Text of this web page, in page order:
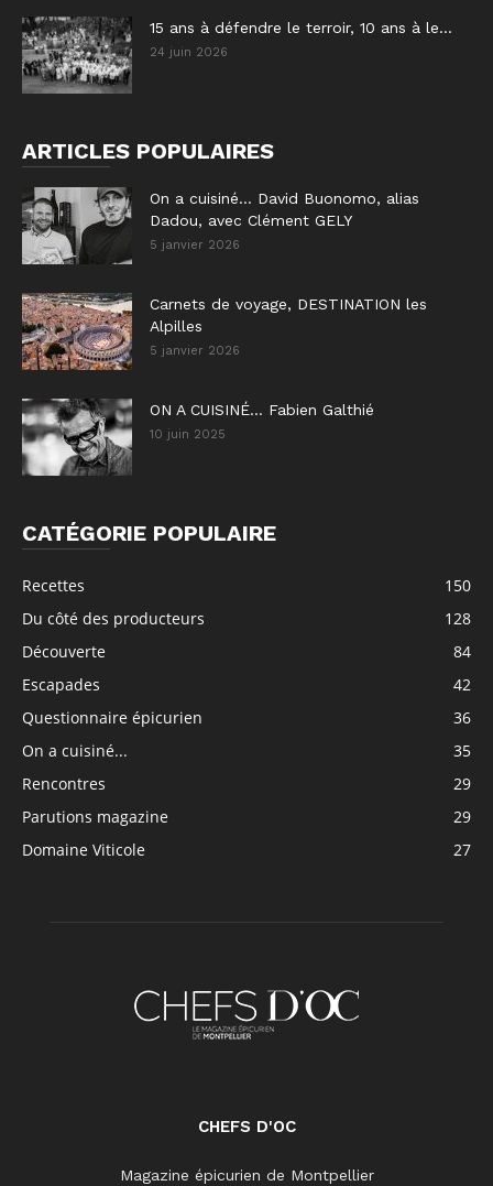
15 ans à défendre le terroir, 10 ans à le...
24 juin 2026
ARTICLES POPULAIRES
On a cuisiné… David Buonomo, alias
Dadou, avec Clément GELY
5 janvier 2026
Carnets de voyage, DESTINATION les
Alpilles
5 janvier 2026
ON A CUISINÉ… Fabien Galthié
10 juin 2025
CATÉGORIE POPULAIRE
Recettes
150
Du côté des producteurs
128
Découverte
84
Escapades
42
Questionnaire épicurien
36
On a cuisiné...
35
Rencontres
29
Parutions magazine
29
Domaine Viticole
27
CHEFS D'OC
Magazine épicurien de Montpellier